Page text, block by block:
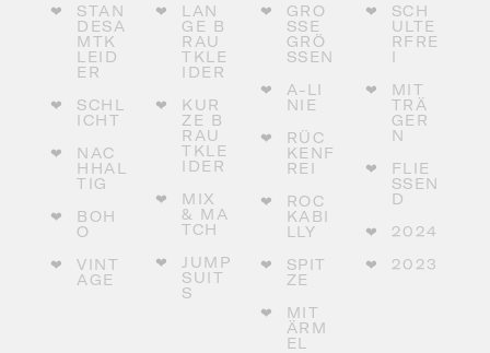
STAN
DESA
MTK
LEID
ER
SCHL
ICHT
NAC
HHAL
TIG
BOH
O
VINT
AGE
LAN
GE B
RAU
TKLE
IDER
KUR
ZE B
RAU
TKLE
IDER
MIX
& MA
TCH
JUMP
SUIT
S
GRO
SSE G
RÖSS
EN
A-LI
NIE
RÜC
KENF
REI
ROC
KABI
LLY
SPIT
ZE
MIT
ÄRM
EL
SCH
ULTE
RFRE
I
MIT
TRÄ
GER
N
FLIE
SSEND
2024
2023